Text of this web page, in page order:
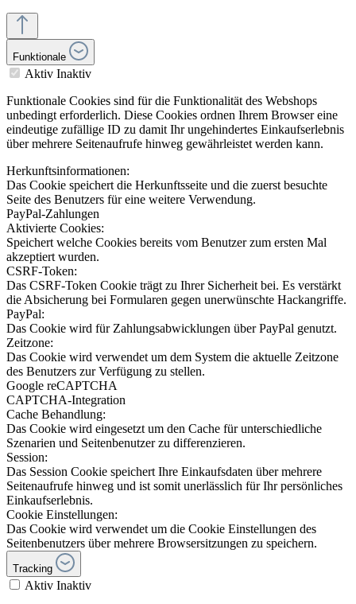
Funktionale
Aktiv Inaktiv
Funktionale Cookies sind für die Funktionalität des Webshops
unbedingt erforderlich. Diese Cookies ordnen Ihrem Browser eine
eindeutige zufällige ID zu damit Ihr ungehindertes Einkaufserlebnis
über mehrere Seitenaufrufe hinweg gewährleistet werden kann.
Herkunftsinformationen:
Das Cookie speichert die Herkunftsseite und die zuerst besuchte
Seite des Benutzers für eine weitere Verwendung.
PayPal-Zahlungen
Aktivierte Cookies:
Speichert welche Cookies bereits vom Benutzer zum ersten Mal
akzeptiert wurden.
CSRF-Token:
Das CSRF-Token Cookie trägt zu Ihrer Sicherheit bei. Es verstärkt
die Absicherung bei Formularen gegen unerwünschte Hackangriffe.
PayPal:
Das Cookie wird für Zahlungsabwicklungen über PayPal genutzt.
Zeitzone:
Das Cookie wird verwendet um dem System die aktuelle Zeitzone
des Benutzers zur Verfügung zu stellen.
Google reCAPTCHA
CAPTCHA-Integration
Cache Behandlung:
Das Cookie wird eingesetzt um den Cache für unterschiedliche
Szenarien und Seitenbenutzer zu differenzieren.
Session:
Das Session Cookie speichert Ihre Einkaufsdaten über mehrere
Seitenaufrufe hinweg und ist somit unerlässlich für Ihr persönliches
Einkaufserlebnis.
Cookie Einstellungen:
Das Cookie wird verwendet um die Cookie Einstellungen des
Seitenbenutzers über mehrere Browsersitzungen zu speichern.
Tracking
Aktiv Inaktiv